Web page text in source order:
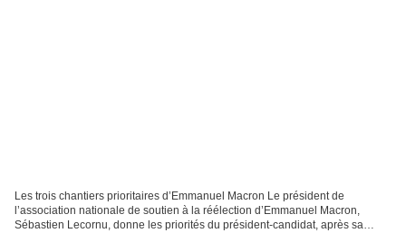
Les trois chantiers prioritaires d’Emmanuel Macron Le président de
l’association nationale de soutien à la réélection d’Emmanuel Macron,
Sébastien Lecornu, donne les priorités du président-candidat, après sa